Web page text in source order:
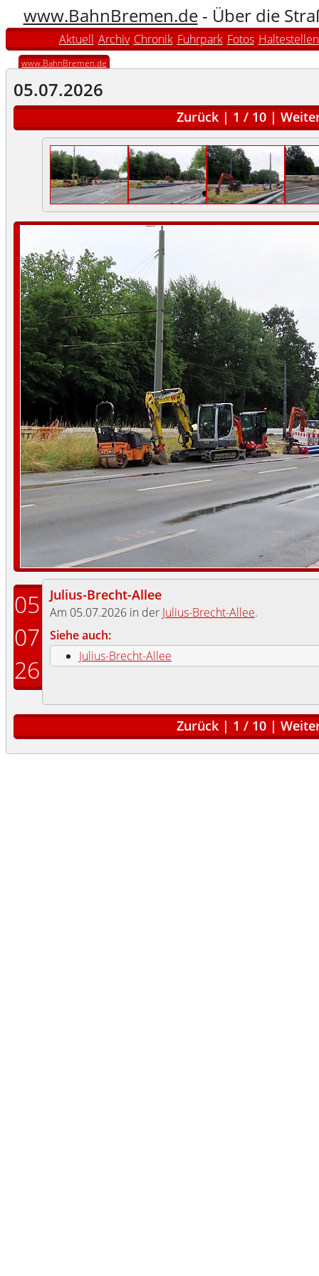
www.BahnBremen.de- Über die
Aktuell Archiv Chronik Fuhrpark Fotos Haltestellen
www.BahnBremen.de
05.07.2026
Zurück | 1 / 10 |
05
07
26
Julius-Brecht-Allee
Am 05.07.2026 in der Julius-Brecht-Allee.
Siehe auch:
Julius-Brecht-Allee
Zurück | 1 / 10 |